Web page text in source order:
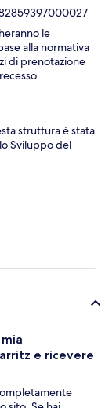
le
alla normativa
di prenotazione
struttura è stata
Sviluppo del
e ricevere